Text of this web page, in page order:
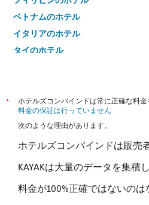
ベトナムのホテル
イタリアのホテル
タイのホテル
*
ホテルズコンバインドは常に正確な料金
料金の保証は行っていません
次のような理由があります。
ホテルズコンバインドは販売
KAYAKは大量のデータを集積
料金が100%正確ではないのは